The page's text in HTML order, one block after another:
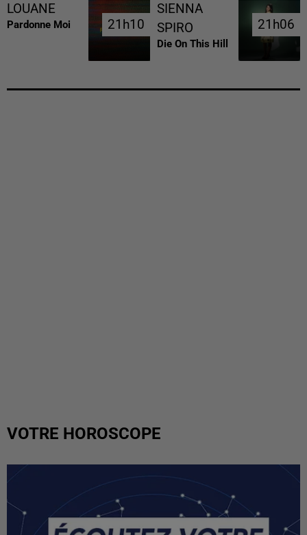
LOUANE
Pardonne Moi 21h10
21h10
SIENNA
SPIRO
Die On This Hill
21h06
21h06
VOTRE HOROSCOPE